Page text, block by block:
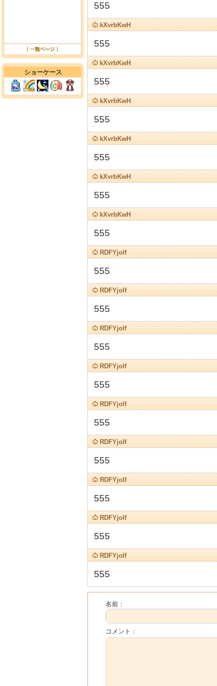
ショーケース
555
kXvrbKwH
555
kXvrbKwH
555
kXvrbKwH
555
kXvrbKwH
555
kXvrbKwH
555
kXvrbKwH
555
RDFYjolf
555
RDFYjolf
555
RDFYjolf
555
RDFYjolf
555
RDFYjolf
555
RDFYjolf
555
RDFYjolf
555
RDFYjolf
555
RDFYjolf
555
名前：
コメント：